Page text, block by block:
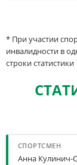
* При участии
инвалидности в
строки статистики
Анна Кулинич-